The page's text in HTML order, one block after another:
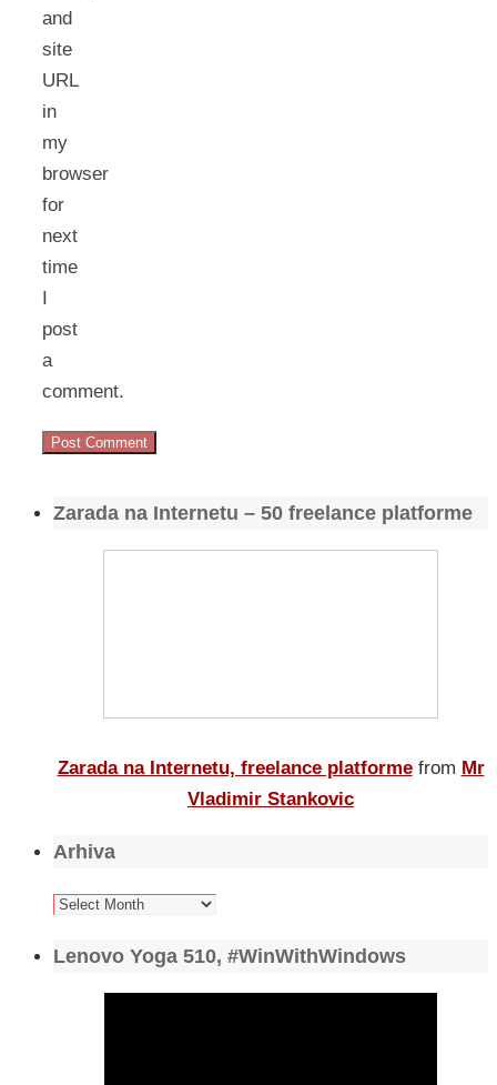
and
site
URL
in
my
browser
for
next
time
I
post
a
comment.
Zarada na Internetu – 50 freelance platforme
Zarada na Internetu, freelance platforme from Mr
Vladimir Stankovic
Arhiva
Arhiva
Lenovo Yoga 510, #WinWithWindows